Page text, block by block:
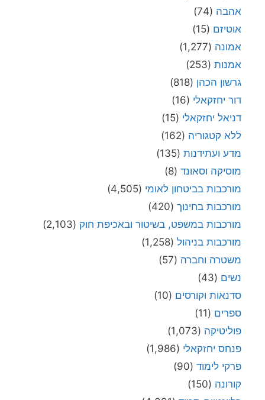
אהבה (74)
אוטיזם (15)
אמונה (1,277)
אמנות (253)
גרשון הכהן (818)
דור יחזקאלי (16)
דניאל יחזקאלי (15)
ללא קטגוריה (162)
מדע ועתידנות (135)
מוסיקה וסאונד (8)
מורכבות בביטחון לאומי (4,505)
מורכבות בחינוך (420)
מורכבות במשפט, בשיטור ובאכיפת חוק (2,103)
מורכבות בניהול (1,258)
משטרה וחברה (57)
נשים (43)
סדנאות וקורסים (10)
ספרים (11)
פוליטיקה (1,073)
פנחס יחזקאלי (1,986)
פרקי לימוד (90)
קורונה (150)